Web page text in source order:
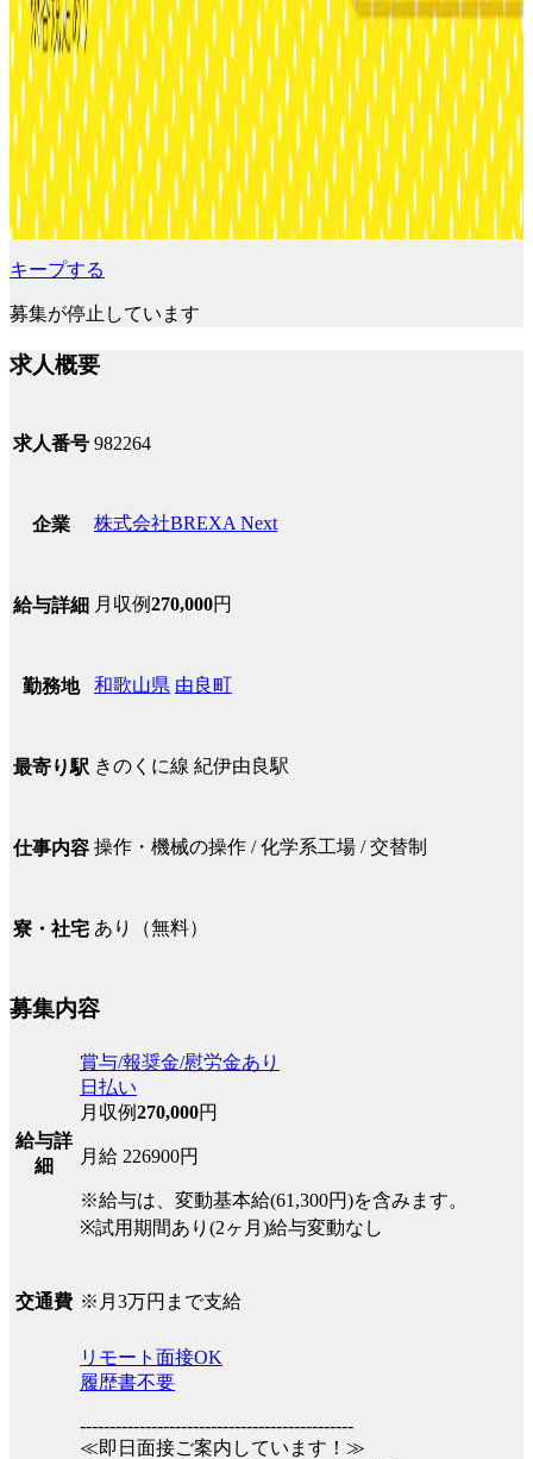
キープする
募集が停止しています
求人概要
求人番号 982264
企業 株式会社BREXA Next
給与詳細 月収例270,000円
勤務地 和歌山県 由良町
最寄り駅 きのくに線 紀伊由良駅
仕事内容 操作・機械の操作 / 化学系工場 / 交替制
寮・社宅 あり（無料）
募集内容
給与詳
細
賞与/報奨金/慰労金あり
日払い
月収例270,000円
月給 226900円
※給与は、変動基本給(61,300円)を含みます。
※試用期間あり(2ヶ月)給与変動なし
交通費 ※月3万円まで支給
リモート面接OK
履歴書不要
----------------------------------------------
≪即日面接ご案内しています！≫